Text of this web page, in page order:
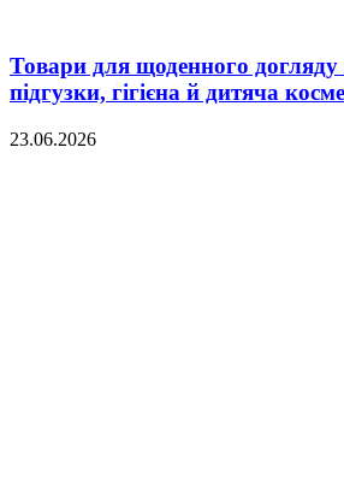
Товари для щоденного
підгузки, гігієна й дитяча
23.06.2026